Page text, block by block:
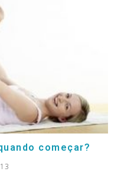
começar?